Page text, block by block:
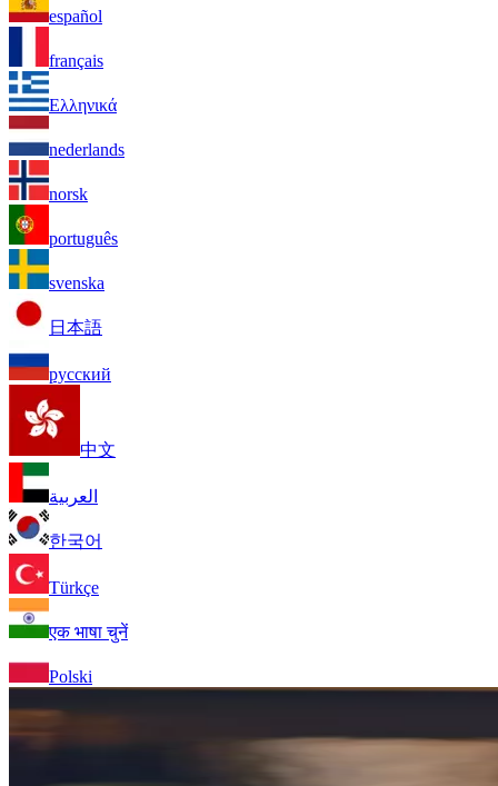
español
français
Ελληνικά
nederlands
norsk
português
svenska
日本語
русский
中文
العربية
한국어
Türkçe
एक भाषा चुनें
Polski